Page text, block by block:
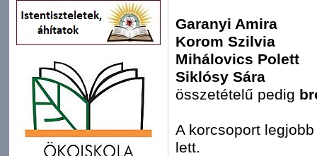
Garanyi Amira
Korom Szilvia
Mihálovics Polett
Siklósy Sára
összetételű pedig
A korcsoport
lett.